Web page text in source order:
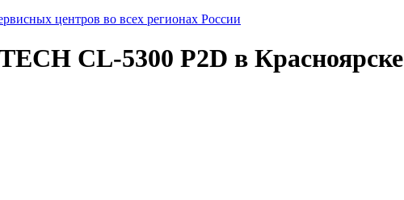
центров во всех регионах России
CL-5300 P2D в Красноярске